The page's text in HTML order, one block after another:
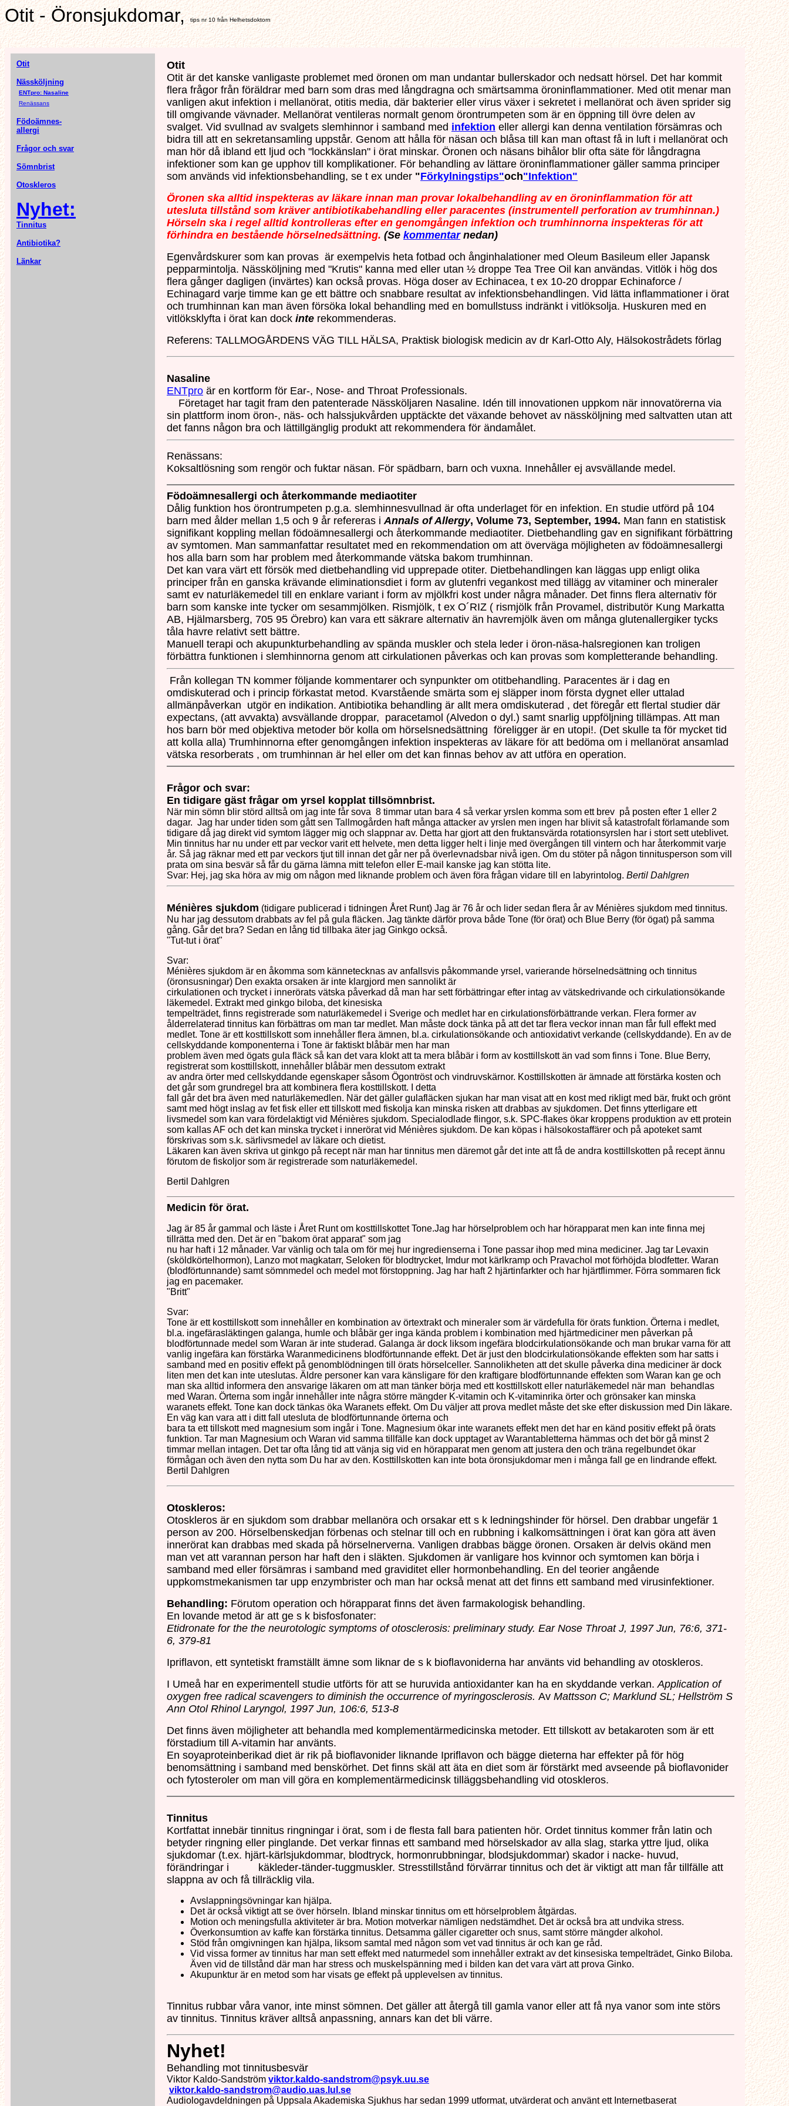
Otit - Öronsjukdomar,tips nr 10 från Helhetsdoktorn
Otit
Nässköljning
ENTpro: Nasaline
Renässans
Födoämnes-
allergi
Frågor och svar
Sömnbrist
Otoskleros
Nyhet:
Tinnitus
Antibiotika?
Länkar
Otit
Otit är det kanske vanligaste problemet med öronen om man undantar bullerskador och nedsatt hörsel. Det har kommit
flera frågor från föräldrar med barn som dras med långdragna och smärtsamma öroninflammationer. Med otit menar man
vanligen akut infektion i mellanörat, otitis media, där bakterier eller virus växer i sekretet i mellanörat och även sprider sig
till omgivande vävnader. Mellanörat ventileras normalt genom örontrumpeten som är en öppning till övre delen av
svalget. Vid svullnad av svalgets slemhinnor i samband med infektion eller allergi kan denna ventilation försämras och
bidra till att en sekretansamling uppstår. Genom att hålla för näsan och blåsa till kan man oftast få in luft i mellanörat och
man hör då ibland ett ljud och "lockkänslan" i örat minskar. Öronen och näsans bihålor blir ofta säte för långdragna
infektioner som kan ge upphov till komplikationer. För behandling av lättare öroninflammationer gäller samma principer
som används vid infektionsbehandling, se t ex under "Förkylningstips"och"Infektion"
Öronen ska alltid inspekteras av läkare innan man provar lokalbehandling av en öroninflammation för att
utesluta tillstånd som kräver antibiotikabehandling eller paracentes (instrumentell perforation av trumhinnan.)
Hörseln ska i regel alltid kontrolleras efter en genomgången infektion och trumhinnorna inspekteras för att
förhindra en bestående hörselnedsättning. (Se kommentarnedan)
Egenvårdskurer som kan provas är exempelvis heta fotbad och ånginhalationer med Oleum Basileum eller Japansk
pepparmintolja. Nässköljning med "Krutis" kanna med eller utan ½ droppe Tea Tree Oil kan användas. Vitlök i hög dos
flera gånger dagligen (invärtes) kan också provas. Höga doser av Echinacea, t ex 10-20 droppar Echinaforce /
Echinagard varje timme kan ge ett bättre och snabbare resultat av infektionsbehandlingen. Vid lätta inflammationer i örat
och trumhinnan kan man även försöka lokal behandling med en bomullstuss indränkt i vitlöksolja. Huskuren med en
vitlöksklyfta i örat kan dock inte rekommenderas.
Referens: TALLMOGÅRDENS VÄG TILL HÄLSA, Praktisk biologisk medicin av dr Karl-Otto Aly, Hälsokostrådets förlag
Nasaline
ENTpro är en kortform för Ear-, Nose- and Throat Professionals.
Företaget har tagit fram den patenterade Nässköljaren Nasaline. Idén till innovationen uppkom när innovatörerna via
sin plattform inom öron-, näs- och halssjukvården upptäckte det växande behovet av nässköljning med saltvatten utan att
det fanns någon bra och lättillgänglig produkt att rekommendera för ändamålet.
Renässans:
Koksaltlösning som rengör och fuktar näsan. För spädbarn, barn och vuxna. Innehåller ej avsvällande medel.
Födoämnesallergi och återkommande mediaotiter
Dålig funktion hos örontrumpeten p.g.a. slemhinnesvullnad är ofta underlaget för en infektion. En studie utförd på 104
barn med ålder mellan 1,5 och 9 år refereras iAnnals of Allergy, Volume 73, September, 1994. Man fann en statistisk
signifikant koppling mellan födoämnesallergi och återkommande mediaotiter. Dietbehandling gav en signifikant förbättring
av symtomen. Man sammanfattar resultatet med en rekommendation om att överväga möjligheten av födoämnesallergi
hos alla barn som har problem med återkommande vätska bakom trumhinnan.
Det kan vara värt ett försök med dietbehandling vid upprepade otiter. Dietbehandlingen kan läggas upp enligt olika
principer från en ganska krävande eliminationsdiet i form av glutenfri vegankost med tillägg av vitaminer och mineraler
samt ev naturläkemedel till en enklare variant i form av mjölkfri kost under några månader. Det finns flera alternativ för
barn som kanske inte tycker om sesammjölken. Rismjölk, t ex O´RIZ ( rismjölk från Provamel, distributör Kung Markatta
AB, Hjälmarsberg, 705 95 Örebro) kan vara ett säkrare alternativ än havremjölk även om många glutenallergiker tycks
tåla havre relativt sett bättre.
Manuell terapi och akupunkturbehandling av spända muskler och stela leder i öron-näsa-halsregionen kan troligen
förbättra funktionen i slemhinnorna genom att cirkulationen påverkas och kan provas som kompletterande behandling.
Från kollegan TN kommer följande kommentarer och synpunkter om otitbehandling. Paracentes är i dag en
omdiskuterad och i princip förkastat metod. Kvarstående smärta som ej släpper inom första dygnet eller uttalad
allmänpåverkan utgör en indikation. Antibiotika behandling är allt mera omdiskuterad , det föregår ett flertal studier där
expectans, (att avvakta) avsvällande droppar, paracetamol (Alvedon o dyl.) samt snarlig uppföljning tillämpas. Att man
hos barn bör med objektiva metoder bör kolla om hörselsnedsättning föreligger är en utopi!. (Det skulle ta för mycket tid
att kolla alla) Trumhinnorna efter genomgången infektion inspekteras av läkare för att bedöma om i mellanörat ansamlad
vätska resorberats , om trumhinnan är hel eller om det kan finnas behov av att utföra en operation.
Frågor och svar:
En tidigare gäst frågar om yrsel kopplat till sömnbrist.
När min sömn blir störd alltså om jag inte får sova 8 timmar utan bara 4 så verkar yrslen komma som ett brev på posten efter 1 eller 2
dagar. Jag har under tiden som gått sen Tallmogården haft många attacker av yrslen men ingen har blivit så katastrofalt förlamande som
tidigare då jag direkt vid symtom lägger mig och slappnar av. Detta har gjort att den fruktansvärda rotationsyrslen har i stort sett uteblivet.
Min tinnitus har nu under ett par veckor varit ett helvete, men detta ligger helt i linje med övergången till vintern och har återkommit varje
år. Så jag räknar med ett par veckors tjut till innan det går ner på överlevnadsbar nivå igen. Om du stöter på någon tinnitusperson som vill
prata om sina besvär så får du gärna lämna mitt telefon eller E-mail kanske jag kan stötta lite.
Svar: Hej, jag ska höra av mig om någon med liknande problem och även föra frågan vidare till en labyrintolog. Bertil Dahlgren
Ménières sjukdom (tidigare publicerad i tidningen Året Runt) Jag är 76 år och lider sedan flera år av Ménières sjukdom med tinnitus.
Nu har jag dessutom drabbats av fel på gula fläcken. Jag tänkte därför prova både Tone (för örat) och Blue Berry (för ögat) på samma
gång. Går det bra? Sedan en lång tid tillbaka äter jag Ginkgo också.
"Tut-tut i örat"
Svar:
Ménières sjukdom är en åkomma som kännetecknas av anfallsvis påkommande yrsel, varierande hörselnedsättning och tinnitus
(öronsusningar) Den exakta orsaken är inte klargjord men sannolikt är
cirkulationen och trycket i innerörats vätska påverkad då man har sett förbättringar efter intag av vätskedrivande och cirkulationsökande
läkemedel. Extrakt med ginkgo biloba, det kinesiska
tempelträdet, finns registrerade som naturläkemedel i Sverige och medlet har en cirkulationsförbättrande verkan. Flera former av
ålderrelaterad tinnitus kan förbättras om man tar medlet. Man måste dock tänka på att det tar flera veckor innan man får full effekt med
medlet. Tone är ett kosttillskott som innehåller flera ämnen, bl.a. cirkulationsökande och antioxidativt verkande (cellskyddande). En av de
cellskyddande komponenterna i Tone är faktiskt blåbär men har man
problem även med ögats gula fläck så kan det vara klokt att ta mera blåbär i form av kosttillskott än vad som finns i Tone. Blue Berry,
registrerat som kosttillskott, innehåller blåbär men dessutom extrakt
av andra örter med cellskyddande egenskaper såsom Ögontröst och vindruvskärnor. Kosttillskotten är ämnade att förstärka kosten och
det går som grundregel bra att kombinera flera kosttillskott. I detta
fall går det bra även med naturläkemedlen. När det gäller gulafläcken sjukan har man visat att en kost med rikligt med bär, frukt och grönt
samt med högt inslag av fet fisk eller ett tillskott med fiskolja kan minska risken att drabbas av sjukdomen. Det finns ytterligare ett
livsmedel som kan vara fördelaktigt vid Ménières sjukdom. Specialodlade flingor, s.k. SPC-flakes ökar kroppens produktion av ett protein
som kallas AF och det kan minska trycket i innerörat vid Ménières sjukdom. De kan köpas i hälsokostaffärer och på apoteket samt
förskrivas som s.k. särlivsmedel av läkare och dietist.
Läkaren kan även skriva ut ginkgo på recept när man har tinnitus men däremot går det inte att få de andra kosttillskotten på recept ännu
förutom de fiskoljor som är registrerade som naturläkemedel.
Bertil Dahlgren
Medicin för örat.
Jag är 85 år gammal och läste i Året Runt om kosttillskottet Tone.Jag har hörselproblem och har hörapparat men kan inte finna mej
tillrätta med den. Det är en "bakom örat apparat" som jag
nu har haft i 12 månader. Var vänlig och tala om för mej hur ingredienserna i Tone passar ihop med mina mediciner. Jag tar Levaxin
(sköldkörtelhormon), Lanzo mot magkatarr, Seloken för blodtrycket, Imdur mot kärlkramp och Pravachol mot förhöjda blodfetter. Waran
(blodförtunnande) samt sömnmedel och medel mot förstoppning. Jag har haft 2 hjärtinfarkter och har hjärtflimmer. Förra sommaren fick
jag en pacemaker.
"Britt"
Svar:
Tone är ett kosttillskott som innehåller en kombination av örtextrakt och mineraler som är värdefulla för örats funktion. Örterna i medlet,
bl.a. ingefärasläktingen galanga, humle och blåbär ger inga kända problem i kombination med hjärtmediciner men påverkan på
blodförtunnade medel som Waran är inte studerad. Galanga är dock liksom ingefära blodcirkulationsökande och man brukar varna för att
vanlig ingefära kan förstärka Waranmedicinens blodförtunnande effekt. Det är just den blodcirkulationsökande effekten som har satts i
samband med en positiv effekt på genomblödningen till örats hörselceller. Sannolikheten att det skulle påverka dina mediciner är dock
liten men det kan inte uteslutas. Äldre personer kan vara känsligare för den kraftigare blodförtunnande effekten som Waran kan ge och
man ska alltid informera den ansvarige läkaren om att man tänker börja med ett kosttillskott eller naturläkemedel när man behandlas
med Waran. Örterna som ingår innehåller inte några större mängder K-vitamin och K-vitaminrika örter och grönsaker kan minska
waranets effekt. Tone kan dock tänkas öka Waranets effekt. Om Du väljer att prova medlet måste det ske efter diskussion med Din läkare.
En väg kan vara att i ditt fall utesluta de blodförtunnande örterna och
bara ta ett tillskott med magnesium som ingår i Tone. Magnesium ökar inte waranets effekt men det har en känd positiv effekt på örats
funktion. Tar man Magnesium och Waran vid samma tillfälle kan dock upptaget av Warantabletterna hämmas och det bör gå minst 2
timmar mellan intagen. Det tar ofta lång tid att vänja sig vid en hörapparat men genom att justera den och träna regelbundet ökar
förmågan och även den nytta som Du har av den. Kosttillskotten kan inte bota öronsjukdomar men i många fall ge en lindrande effekt.
Bertil Dahlgren
Otoskleros:
Otoskleros är en sjukdom som drabbar mellanöra och orsakar ett s k ledningshinder för hörsel. Den drabbar ungefär 1
person av 200. Hörselbenskedjan förbenas och stelnar till och en rubbning i kalkomsättningen i örat kan göra att även
innerörat kan drabbas med skada på hörselnerverna. Vanligen drabbas bägge öronen. Orsaken är delvis okänd men
man vet att varannan person har haft den i släkten. Sjukdomen är vanligare hos kvinnor och symtomen kan börja i
samband med eller försämras i samband med graviditet eller hormonbehandling. En del teorier angående
uppkomstmekanismen tar upp enzymbrister och man har också menat att det finns ett samband med virusinfektioner.
Behandling: Förutom operation och hörapparat finns det även farmakologisk behandling.
En lovande metod är att ge s k bisfosfonater:
Etidronate for the the neurotologic symptoms of otosclerosis: preliminary study. Ear Nose Throat J, 1997 Jun, 76:6, 371-
6, 379-81
Ipriflavon, ett syntetiskt framställt ämne som liknar de s k bioflavoniderna har använts vid behandling av otoskleros.
I Umeå har en experimentell studie utförts för att se huruvida antioxidanter kan ha en skyddande verkan.Application of
oxygen free radical scavengers to diminish the occurrence of myringosclerosis. Av Mattsson C; Marklund SL; Hellström S
Ann Otol Rhinol Laryngol, 1997 Jun, 106:6, 513-8
Det finns även möjligheter att behandla med komplementärmedicinska metoder. Ett tillskott av betakaroten som är ett
förstadium till A-vitamin har använts.
En soyaproteinberikad diet är rik på bioflavonider liknande Ipriflavon och bägge dieterna har effekter på för hög
benomsättning i samband med benskörhet. Det finns skäl att äta en diet som är förstärkt med avseende på bioflavonider
och fytosteroler om man vill göra en komplementärmedicinsk tilläggsbehandling vid otoskleros.
Tinnitus
Kortfattat innebär tinnitus ringningar i örat, som i de flesta fall bara patienten hör. Ordet tinnitus kommer från latin och
betyder ringning eller pinglande. Det verkar finnas ett samband med hörselskador av alla slag, starka yttre ljud, olika
sjukdomar (t.ex. hjärt-kärlsjukdommar, blodtryck, hormonrubbningar, blodsjukdommar) skador i nacke- huvud,
förändringar i käkleder-tänder-tuggmuskler. Stresstillstånd förvärrar tinnitus och det är viktigt att man får tillfälle att
slappna av och få tillräcklig vila.
Avslappningsövningar kan hjälpa.
Det är också viktigt att se över hörseln. Ibland minskar tinnitus om ett hörselproblem åtgärdas.
Motion och meningsfulla aktiviteter är bra. Motion motverkar nämligen nedstämdhet. Det är också bra att undvika stress.
Överkonsumtion av kaffe kan förstärka tinnitus. Detsamma gäller cigaretter och snus, samt större mängder alkohol.
Stöd från omgivningen kan hjälpa, liksom samtal med någon som vet vad tinnitus är och kan ge råd.
Vid vissa former av tinnitus har man sett effekt med naturmedel som innehåller extrakt av det kinsesiska tempelträdet, Ginko Biloba.
Även vid de tillstånd där man har stress och muskelspänning med i bilden kan det vara värt att prova Ginko.
Akupunktur är en metod som har visats ge effekt på upplevelsen av tinnitus.
Tinnitus rubbar våra vanor, inte minst sömnen. Det gäller att återgå till gamla vanor eller att få nya vanor som inte störs
av tinnitus. Tinnitus kräver alltså anpassning, annars kan det bli värre.
Nyhet!
Behandling mot tinnitusbesvär
Viktor Kaldo-Sandström viktor.kaldo-sandstrom@psyk.uu.se
viktor.kaldo-sandstrom@audio.uas.lul.se
Audiologavdeldningen på Uppsala Akademiska Sjukhus har sedan 1999 utformat, utvärderat och använt ett Internetbaserat